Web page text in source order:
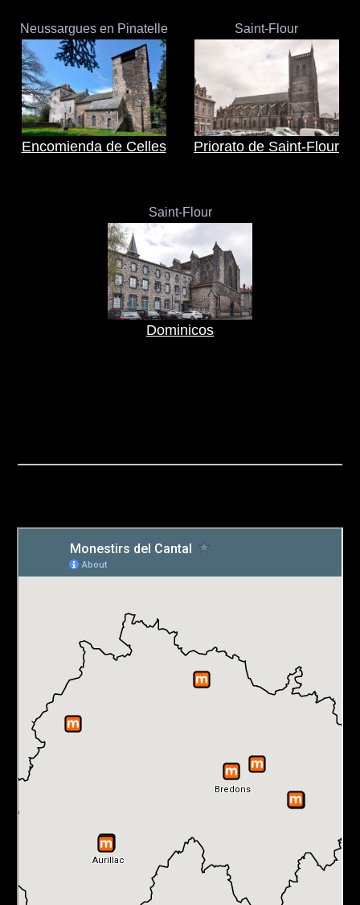
Neussargues en Pinatelle
Encomienda de Celles
Saint-Flour
Priorato de Saint-Flour
Saint-Flour
Dominicos